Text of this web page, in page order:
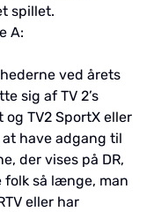
spillet.
A:
ved årets
sig af TV 2’s
og TV2 SportX eller
have adgang til
der vises på DR,
så længe, man
eller har